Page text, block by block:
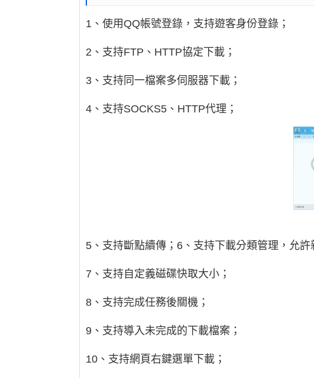
1、使用QQ帳號登錄，支持遊客身份登錄；
2、支持FTP、HTTP協定下載；
3、支持同一檔案多伺服器下載；
4、支持SOCKS5、HTTP代理；
5、支持斷點續傳；6、支持下載分類管理，允許
7、支持自定義磁碟快取大小；
8、支持完成任務後關機；
9、支持導入未完成的下載檔案；
10、支持網頁右鍵選單下載；